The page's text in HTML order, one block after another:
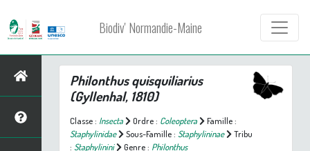
Biodiv' Normandie-Maine
Philonthus quisquiliarius
(Gyllenhal, 1810)
Classe : Insecta Ordre : Coleoptera
Famille :
Staphylinidae
Sous-Famille : Staphylininae
Tribu
: Staphylinini Genre : Philonthus